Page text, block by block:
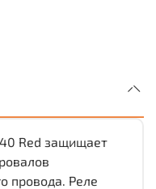
Red защищает
провода. Реле